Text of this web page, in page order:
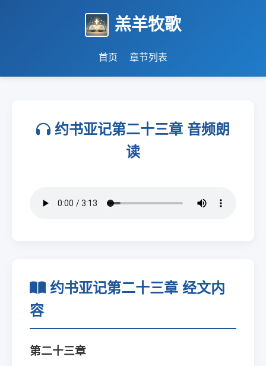
羔羊牧歌
首页 章节列表
约书亚记第二十三章 音频朗
读
约书亚记第二十三章 经文内
容
第二十三章